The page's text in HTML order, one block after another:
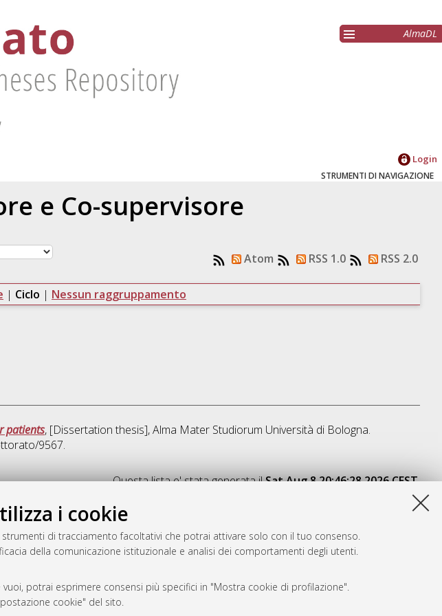
i cookie
di tracciamento facoltativi che potrai attivare solo con il tuo consenso.
della comunicazione istituzionale e analisi dei comportamenti degli utenti.
potrai esprimere consensi più specifici in "Mostra cookie di profilazione".
cookie" del sito.
AlmaDL
Login
STRUMENTI DI NAVIGAZIONE
e Co-supervisore
Atom RSS 1.0 RSS 2.0
| Ciclo | Nessun raggruppamento
patients, [Dissertation thesis], Alma Mater Studiorum Università di Bologna.
9567.
Questa lista e' stata generata ilSat Aug 8 20:46:28 2026 CEST.